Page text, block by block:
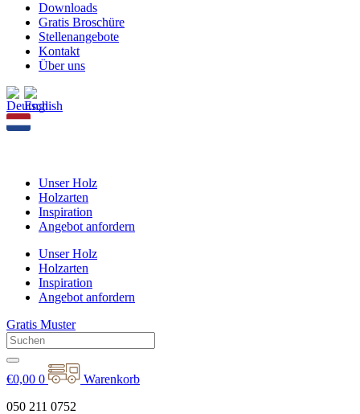
Downloads
Gratis Broschüre
Stellenangebote
Kontakt
Über uns
Unser Holz
Holzarten
Inspiration
Angebot anfordern
Unser Holz
Holzarten
Inspiration
Angebot anfordern
Gratis Muster
€0,00 0
Warenkorb
050 211 0752